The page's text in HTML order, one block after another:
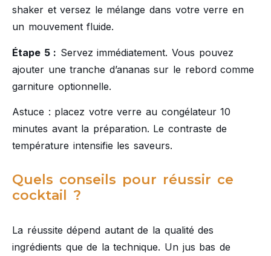
shaker et versez le mélange dans votre verre en
un mouvement fluide.
Étape 5 : Servez immédiatement. Vous pouvez
ajouter une tranche d’ananas sur le rebord comme
garniture optionnelle.
Astuce : placez votre verre au congélateur 10
minutes avant la préparation. Le contraste de
température intensifie les saveurs.
Quels conseils pour réussir ce
cocktail ?
La réussite dépend autant de la qualité des
ingrédients que de la technique. Un jus bas de